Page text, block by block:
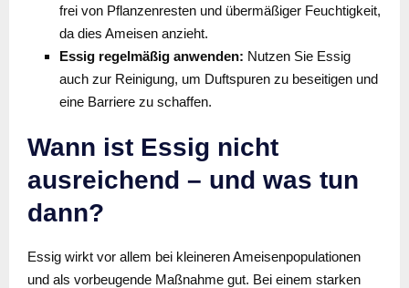
frei von Pflanzenresten und übermäßiger Feuchtigkeit,
da dies Ameisen anzieht.
Essig regelmäßig anwenden: Nutzen Sie Essig
auch zur Reinigung, um Duftspuren zu beseitigen und
eine Barriere zu schaffen.
Wann ist Essig nicht
ausreichend – und was tun
dann?
Essig wirkt vor allem bei kleineren Ameisenpopulationen
und als vorbeugende Maßnahme gut. Bei einem starken